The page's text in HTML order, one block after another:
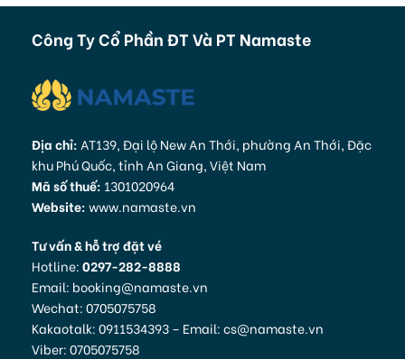
Công Ty Cổ Phần ĐT Và PT Namaste
Địa chỉ: AT139, Đại lộ New An Thới, phường An Thới, Đặc
khu Phú Quốc, tỉnh An Giang, Việt Nam
Mã số thuế: 1301020964
Website:www.namaste.vn
Tư vấn & hỗ trợ đặt vé
Hotline:0297-282-8888
Email: booking@namaste.vn
Wechat: 0705075758
Kakaotalk: 0911534393 – Email: cs@namaste.vn
Viber: 0705075758